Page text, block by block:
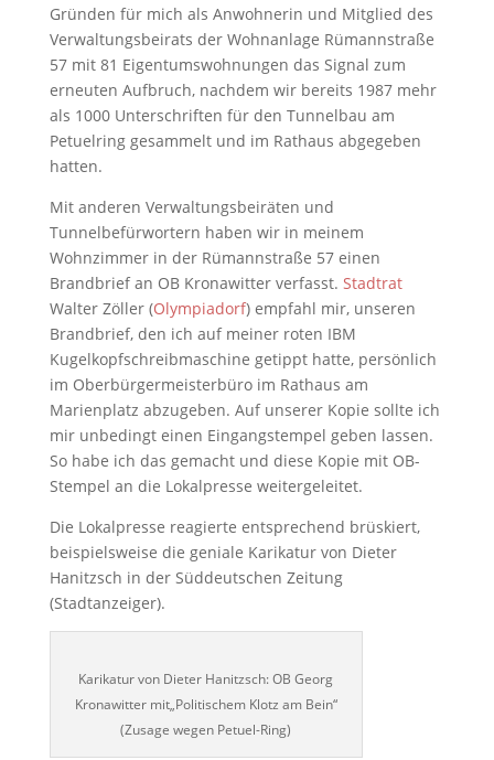
Gründen für mich als Anwohnerin und Mitglied des
Verwaltungsbeirats der Wohnanlage Rümannstraße
57 mit 81 Eigentumswohnungen das Signal zum
erneuten Aufbruch, nachdem wir bereits 1987 mehr
als 1000 Unterschriften für den Tunnelbau am
Petuelring gesammelt und im Rathaus abgegeben
hatten.
Mit anderen Verwaltungsbeiräten und
Tunnelbefürwortern haben wir in meinem
Wohnzimmer in der Rümannstraße 57 einen
Brandbrief an OB Kronawitter verfasst. Stadtrat
Walter Zöller (Olympiadorf) empfahl mir, unseren
Brandbrief, den ich auf meiner roten IBM
Kugelkopfschreibmaschine getippt hatte, persönlich
im Oberbürgermeisterbüro im Rathaus am
Marienplatz abzugeben. Auf unserer Kopie sollte ich
mir unbedingt einen Eingangstempel geben lassen.
So habe ich das gemacht und diese Kopie mit OB-
Stempel an die Lokalpresse weitergeleitet.
Die Lokalpresse reagierte entsprechend brüskiert,
beispielsweise die geniale Karikatur von Dieter
Hanitzsch in der Süddeutschen Zeitung
(Stadtanzeiger).
Karikatur von Dieter Hanitzsch: OB Georg
Kronawitter mit„Politischem Klotz am Bein“
(Zusage wegen Petuel-Ring)